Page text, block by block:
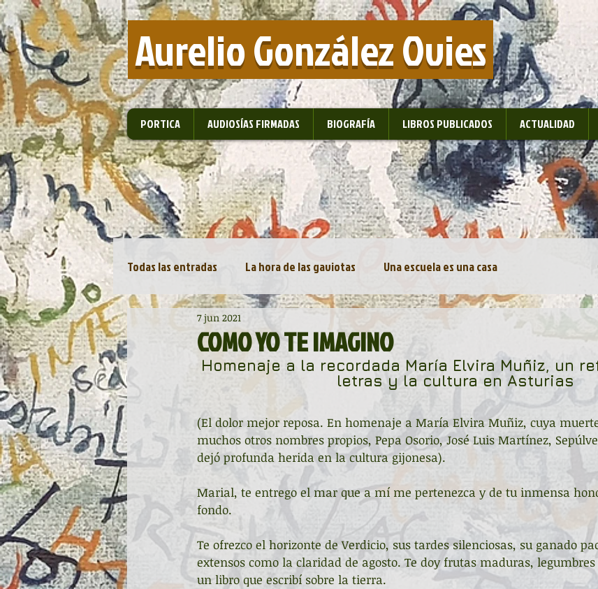
​ Aurelio González Ovies
PORTICA AUDIOSÍAS FIRMADAS BIOGRAFÍA LIBROS PUBLICADOS ACTUALIDAD
Todas las entradas La hora de las gaviotas Una escuela es una casa
Diccionario de mitos clásicos BocArtes y Oficios
Asociación d'Escritores d'Asturies
Asturias Capital Mundial Poesía Fundación Princesa de Asturias Una mitología
Universidad de Oviedo Corrada de la Poesía Día del Libro
Día Mundial de la Poesía Galardones Recital Taller literario
COMO YO TE IMAGINO
7 jun 2021
Homenaje a la recordada María Elvira Muñiz, un
letras y la cultura en Asturias
(El dolor mejor reposa. En homenaje a María Elvira Muñiz, cuya
muchos otros nombres propios, Pepa Osorio, José Luis Martínez,
dejó profunda herida en la cultura gijonesa).
Marial, te entrego el mar que a mí me pertenezca y de tu inmensa
fondo.
Te ofrezco el horizonte de Verdicio, sus tardes silenciosas, su ganado
extensos como la claridad de agosto. Te doy frutas maduras,
un libro que escribí sobre la tierra.